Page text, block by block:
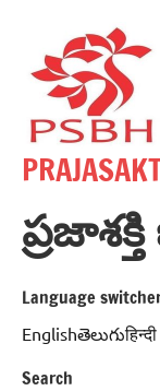
content
Language
Englishతెలుగుहिन्दी
Search